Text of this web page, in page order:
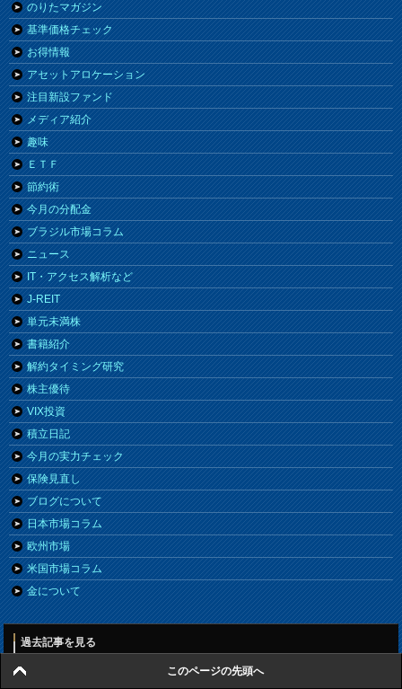
のりたマガジン
基準価格チェック
お得情報
アセットアロケーション
注目新設ファンド
メディア紹介
趣味
ＥＴＦ
節約術
今月の分配金
ブラジル市場コラム
ニュース
IT・アクセス解析など
J-REIT
単元未満株
書籍紹介
解約タイミング研究
株主優待
VIX投資
積立日記
今月の実力チェック
保険見直し
ブログについて
日本市場コラム
欧州市場
米国市場コラム
金について
過去記事を見る
このページの先頭へ